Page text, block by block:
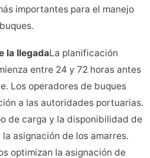
importantes para el manejo
la llegadaLa planificación
entre 24 y 72 horas antes
Los operadores de buques
a las autoridades portuarias.
de carga y la disponibilidad de
asignación de los amarres.
optimizan la asignación de